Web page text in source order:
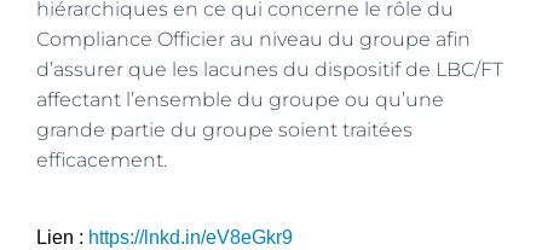
hiérarchiques en ce qui concerne le rôle du
Compliance Officier au niveau du groupe afin
d’assurer que les lacunes du dispositif de LBC/FT
affectant l’ensemble du groupe ou qu’une
grande partie du groupe soient traitées
efficacement.
Lien : https://lnkd.in/eV8eGkr9